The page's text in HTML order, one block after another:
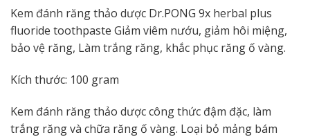
Kem đánh răng thảo dược Dr.PONG 9x herbal plus
fluoride toothpaste Giảm viêm nướu, giảm hôi miệng,
bảo vệ răng, Làm trắng răng, khắc phục răng ố vàng.
Kích thước: 100 gram
Kem đánh răng thảo dược công thức đậm đặc, làm
trắng răng và chữa răng ố vàng. Loại bỏ mảng bám